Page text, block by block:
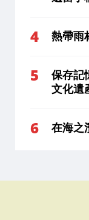
熱帶雨
保存記
文化遺
在海之